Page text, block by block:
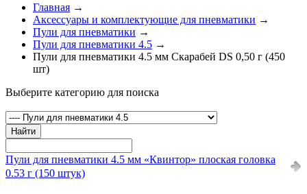
Главная →
Аксессуары и комплектующие для пневматики →
Пули для пневматики →
Пули для пневматики 4.5 →
Пули для пневматики 4.5 мм Скарабей DS 0,50 г (450
шт)
Выберите категорию для поиска
Найти
Пули для пневматики 4.5 мм «Квинтор» плоская головка
0.53 г (150 штук)